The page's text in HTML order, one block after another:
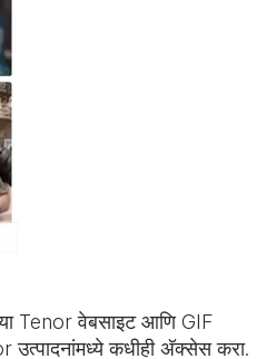
Tenor वेबसाइट आणिGIF
उत्पादनांमध्ये कधीही अ‍ॅक्सेस करा.